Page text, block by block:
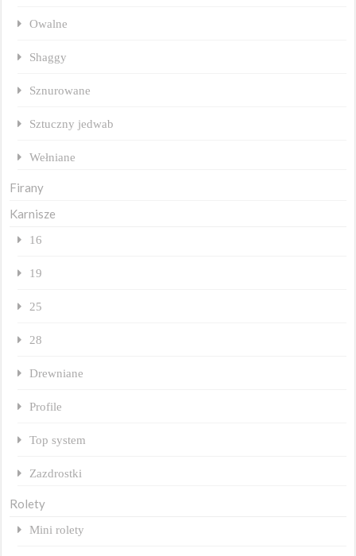
Owalne
Shaggy
Sznurowane
Sztuczny jedwab
Wełniane
Firany
Karnisze
16
19
25
28
Drewniane
Profile
Top system
Zazdrostki
Rolety
Mini rolety